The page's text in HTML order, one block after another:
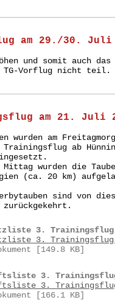
am 29./30. Juli
und somit auch das
TG-Vorflug nicht teil.
am 21. Juli
wurden am
Trainingsflug ab
Mittag wurden die
(ca. 20 km)
sind von
3.
3. Trainingsflug
[149.8 KB]
3.
3.
[166.1 KB]